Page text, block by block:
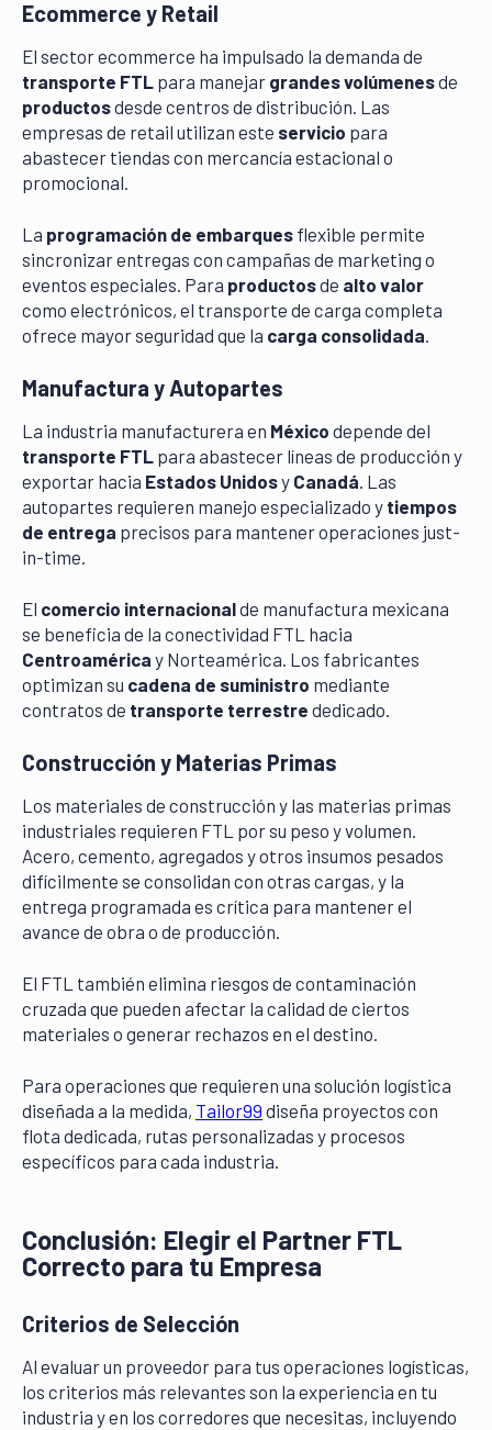
Ecommerce y Retail
El sector ecommerce ha impulsado la demanda de
transporte FTL para manejar grandes volúmenesde
productosdesde centros de distribución. Las
empresas de retail utilizan este servicio para
abastecer tiendas con mercancía estacional o
promocional.
La programación de embarques flexible permite
sincronizar entregas con campañas de marketing o
eventos especiales. Para productosde alto valor
como electrónicos, el transporte de carga completa
ofrece mayor seguridad que la carga consolidada.
Manufactura y Autopartes
La industria manufacturera en México depende del
transporte FTL para abastecer líneas de producción y
exportar hacia Estados Unidosy Canadá. Las
autopartes requieren manejo especializado y tiempos
de entrega precisos para mantener operaciones just-
in-time.
El comercio internacionalde manufactura mexicana
se beneficia de la conectividad FTL hacia
Centroamérica y Norteamérica. Los fabricantes
optimizan su cadena de suministro mediante
contratos de transporte terrestre dedicado.
Construcción y Materias Primas
Los materiales de construcción y las materias primas
industriales requieren FTL por su peso y volumen.
Acero, cemento, agregados y otros insumos pesados
difícilmente se consolidan con otras cargas, y la
entrega programada es crítica para mantener el
avance de obra o de producción.
El FTL también elimina riesgos de contaminación
cruzada que pueden afectar la calidad de ciertos
materiales o generar rechazos en el destino.
Para operaciones que requieren una solución logística
diseñada a la medida, Tailor99 diseña proyectos con
flota dedicada, rutas personalizadas y procesos
específicos para cada industria.
Conclusión: Elegir el Partner FTL
Correcto para tu Empresa
Criterios de Selección
Al evaluar un proveedor para tus operaciones logísticas,
los criterios más relevantes son la experiencia en tu
industria y en los corredores que necesitas, incluyendo